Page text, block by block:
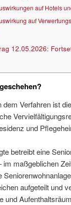
auf Hotels
auf
12.05.2026:
dem Verfahren ist
und
betreibt eine
im maßgeblichen
aufgeteilt und
und